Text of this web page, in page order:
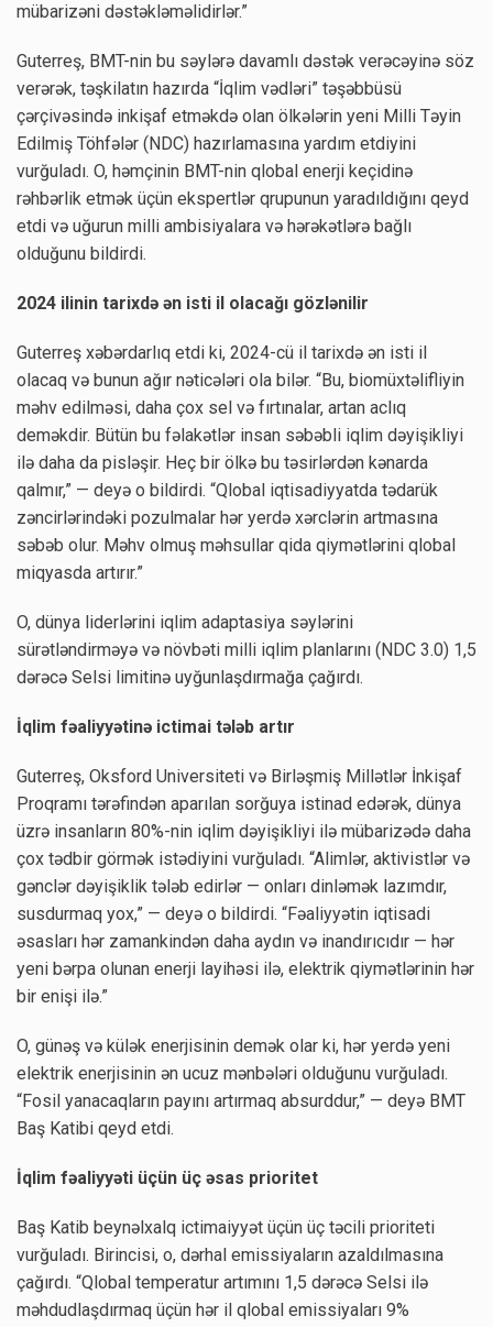
mübarizəni dəstəkləməlidirlər.”
Guterreş, BMT-nin bu səylərə davamlı dəstək verəcəyinə söz
verərək, təşkilatın hazırda “İqlim vədləri” təşəbbüsü
çərçivəsində inkişaf etməkdə olan ölkələrin yeni Milli Təyin
Edilmiş Töhfələr (NDC) hazırlamasına yardım etdiyini
vurğuladı. O, həmçinin BMT-nin qlobal enerji keçidinə
rəhbərlik etmək üçün ekspertlər qrupunun yaradıldığını qeyd
etdi və uğurun milli ambisiyalara və hərəkətlərə bağlı
olduğunu bildirdi.
2024 ilinin tarixdə ən isti il olacağı gözlənilir
Guterreş xəbərdarlıq etdi ki, 2024-cü il tarixdə ən isti il
olacaq və bunun ağır nəticələri ola bilər. “Bu, biomüxtəlifliyin
məhv edilməsi, daha çox sel və fırtınalar, artan aclıq
deməkdir. Bütün bu fəlakətlər insan səbəbli iqlim dəyişikliyi
ilə daha da pisləşir. Heç bir ölkə bu təsirlərdən kənarda
qalmır,” — deyə o bildirdi. “Qlobal iqtisadiyyatda tədarük
zəncirlərindəki pozulmalar hər yerdə xərclərin artmasına
səbəb olur. Məhv olmuş məhsullar qida qiymətlərini qlobal
miqyasda artırır.”
O, dünya liderlərini iqlim adaptasiya səylərini
sürətləndirməyə və növbəti milli iqlim planlarını (NDC 3.0) 1,5
dərəcə Selsi limitinə uyğunlaşdırmağa çağırdı.
İqlim fəaliyyətinə ictimai tələb artır
Guterreş, Oksford Universiteti və Birləşmiş Millətlər İnkişaf
Proqramı tərəfindən aparılan sorğuya istinad edərək, dünya
üzrə insanların 80%-nin iqlim dəyişikliyi ilə mübarizədə daha
çox tədbir görmək istədiyini vurğuladı. “Alimlər, aktivistlər və
gənclər dəyişiklik tələb edirlər — onları dinləmək lazımdır,
susdurmaq yox,” — deyə o bildirdi. “Fəaliyyətin iqtisadi
əsasları hər zamankindən daha aydın və inandırıcıdır — hər
yeni bərpa olunan enerji layihəsi ilə, elektrik qiymətlərinin hər
bir enişi ilə.”
O, günəş və külək enerjisinin demək olar ki, hər yerdə yeni
elektrik enerjisinin ən ucuz mənbələri olduğunu vurğuladı.
“Fosil yanacaqların payını artırmaq absurddur,” — deyə BMT
Baş Katibi qeyd etdi.
İqlim fəaliyyəti üçün üç əsas prioritet
Baş Katib beynəlxalq ictimaiyyət üçün üç təcili prioriteti
vurğuladı. Birincisi, o, dərhal emissiyaların azaldılmasına
çağırdı. “Qlobal temperatur artımını 1,5 dərəcə Selsi ilə
məhdudlaşdırmaq üçün hər il qlobal emissiyaları 9%